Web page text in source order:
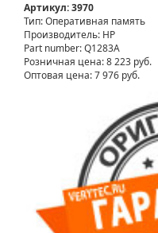
Артикул: 3970
Тип: Оперативная память
Производитель: HP
Part number: Q1283A
Розничная цена:8 223 руб.
Оптовая цена: 7 976 руб.